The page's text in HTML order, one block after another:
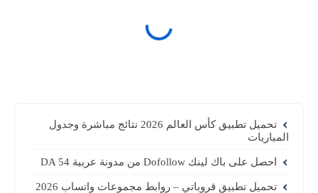
تحميل تطبيق كأس العالم 2026 نتائج مباشرة وجدول
المباريات
احصل على باك لينك Dofollow من مدونة عربية DA 54
تحميل تطبيق قروباتي – روابط مجموعات واتساب 2026